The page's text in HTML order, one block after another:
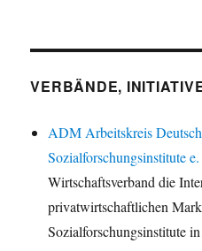
VERBÄNDE,
ADM Arbeitskreis
Sozialforschungsinstitute
Wirtschaftsverband die
privatwirtschaftlichen
Sozialforschungsinstitute